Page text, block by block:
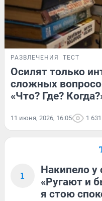
РАЗВЛЕЧЕНИЯ ТЕСТ
Осилят только
сложных
«Что? Где?
11 июня, 2026, 16:05 1 631
1
Накипело у
«Ругают и
я стою